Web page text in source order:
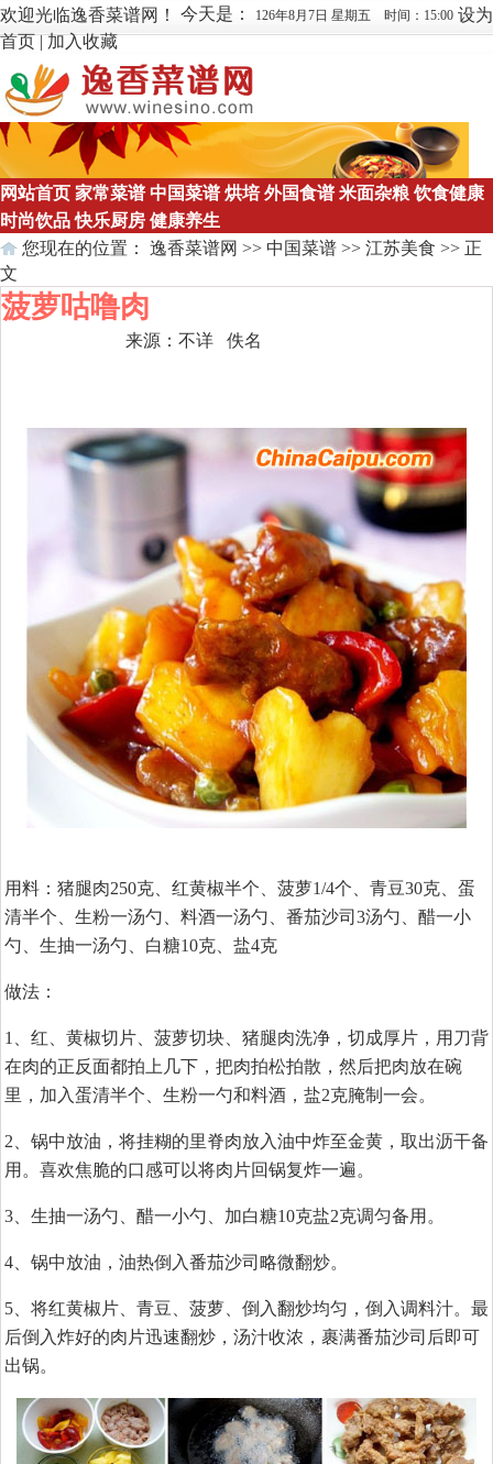
欢迎光临逸香菜谱网！ 今天是： 126年8月7日 星期五 时间：15:00 设为
首页|加入收藏
网站首页 家常菜谱 中国菜谱 烘培 外国食谱 米面杂粮 饮食健康
时尚饮品 快乐厨房 健康养生
您现在的位置： 逸香菜谱网 >> 中国菜谱 >> 江苏美食 >> 正
文
菠萝咕噜肉
来源： 不详 佚名
用料：猪腿肉250克、红黄椒半个、菠萝1/4个、青豆30克、蛋
清半个、生粉一汤勺、料酒一汤勺、番茄沙司3汤勺、醋一小
勺、生抽一汤勺、白糖10克、盐4克
做法：
1、红、黄椒切片、菠萝切块、猪腿肉洗净，切成厚片，用刀背
在肉的正反面都拍上几下，把肉拍松拍散，然后把肉放在碗
里，加入蛋清半个、生粉一勺和料酒，盐2克腌制一会。
2、锅中放油，将挂糊的里脊肉放入油中炸至金黄，取出沥干备
用。喜欢焦脆的口感可以将肉片回锅复炸一遍。
3、生抽一汤勺、醋一小勺、加白糖10克盐2克调匀备用。
4、锅中放油，油热倒入番茄沙司略微翻炒。
5、将红黄椒片、青豆、菠萝、倒入翻炒均匀，倒入调料汁。最
后倒入炸好的肉片迅速翻炒，汤汁收浓，裹满番茄沙司后即可
出锅。